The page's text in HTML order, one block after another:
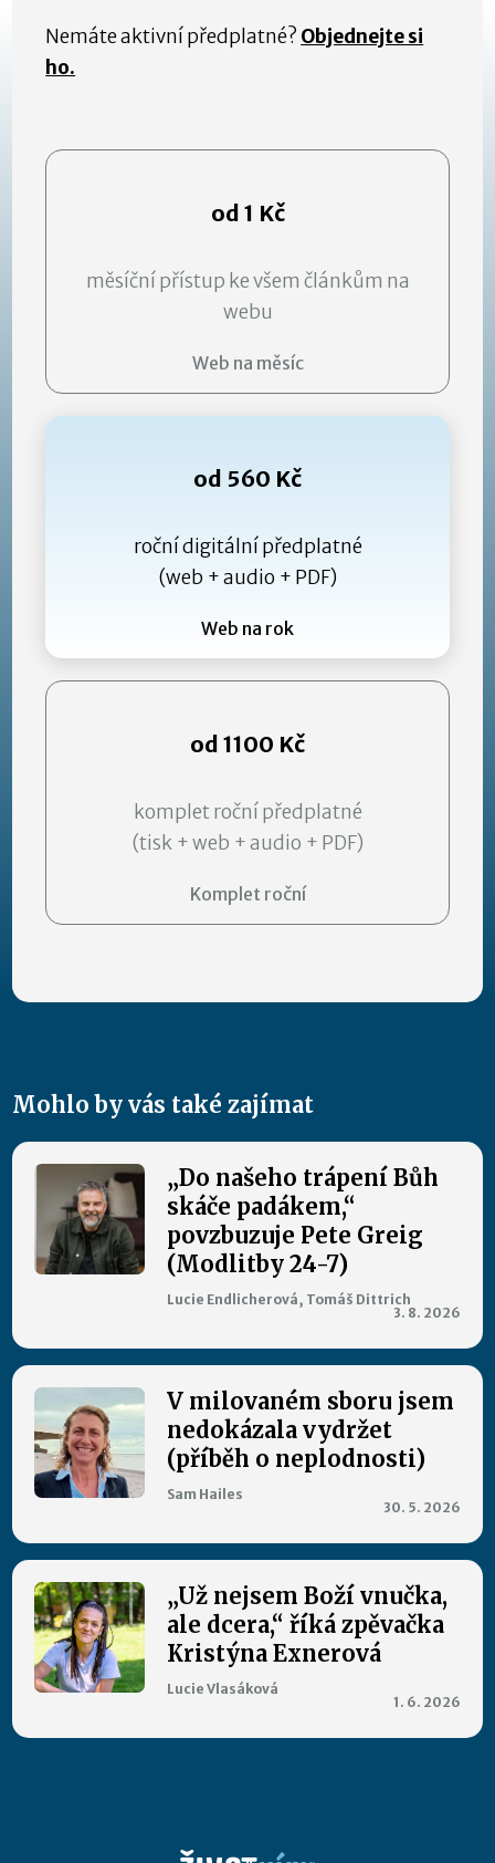
Nemáte aktivní předplatné? Objednejte si
ho.
od 1 Kč
měsíční přístup ke všem článkům na
webu
Web na měsíc
od 560 Kč
roční digitální předplatné
(web + audio + PDF)
Web na rok
od 1100 Kč
komplet roční předplatné
(tisk + web + audio + PDF)
Komplet roční
Mohlo by vás také zajímat
„Do našeho trápení Bůh
skáče padákem,“
povzbuzuje Pete Greig
(Modlitby 24-7)
Lucie Endlicherová, Tomáš Dittrich
3. 8. 2026
V milovaném sboru jsem
nedokázala vydržet
(příběh o neplodnosti)
Sam Hailes
30. 5. 2026
„Už nejsem Boží vnučka,
ale dcera,“ říká zpěvačka
Kristýna Exnerová
Lucie Vlasáková
1. 6. 2026